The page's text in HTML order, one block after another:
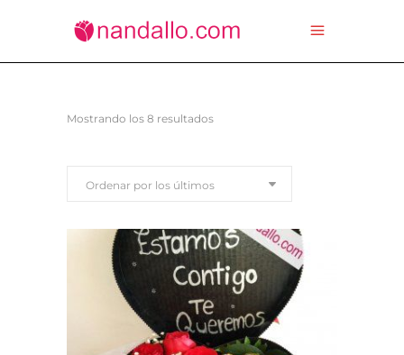
Mostrando los 8 resultadosOrdenado
últimos
Ordenar por los últimos